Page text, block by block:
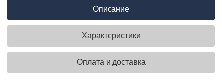
Описание
Характеристики
Оплата и доставка